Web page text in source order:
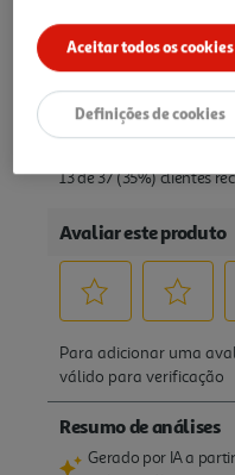
Aceitar todos os cookies
Definições de cookies